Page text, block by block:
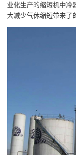
业化生产的缩短机中冷
大减少气休缩短带来了